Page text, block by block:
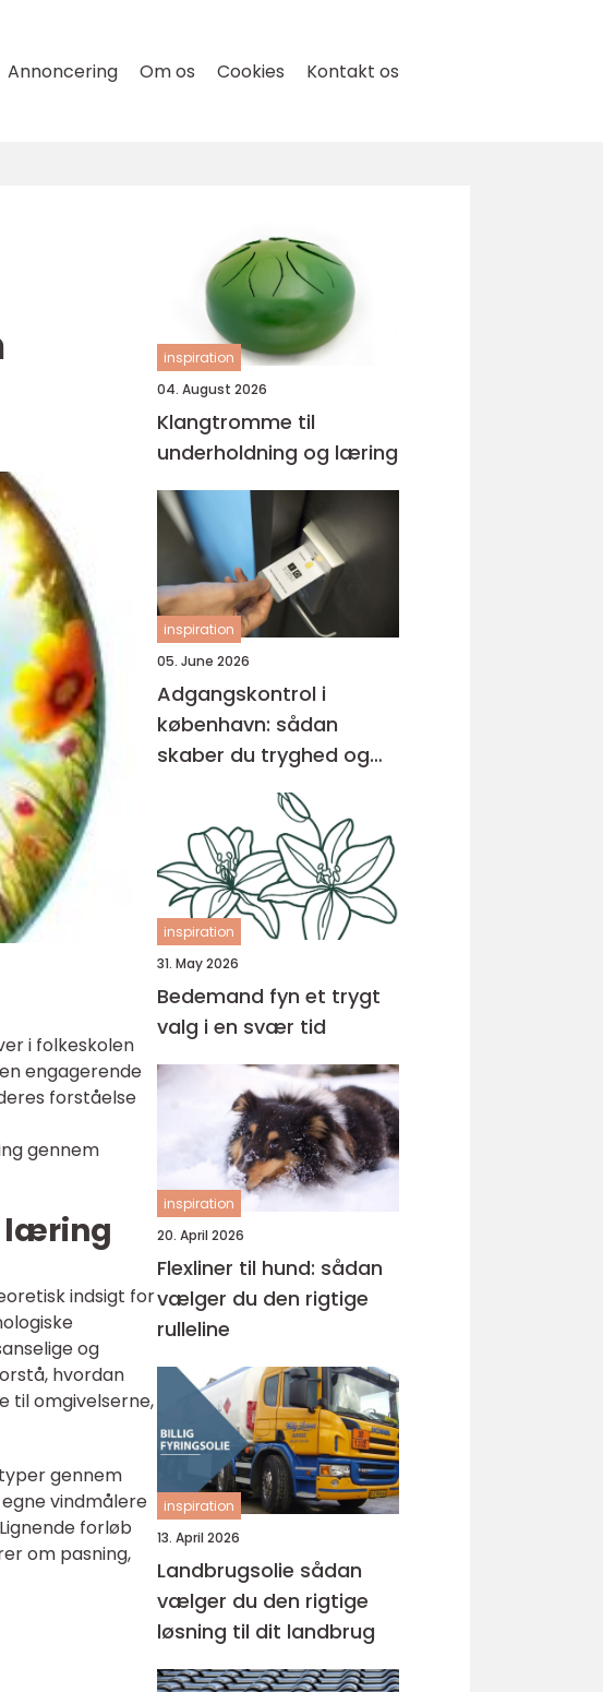
Annoncering Om os Cookies Kontakt os
i folkeskolen
engagerende
forståelse
gennem
læring
indsigt for
og
hvordan
til omgivelserne,
gennem
vindmålere
forløb
om pasning,
inspiration
04. August 2026
Klangtromme til
underholdning og læring
inspiration
05. June 2026
Adgangskontrol i
københavn: sådan
skaber du tryghed og
inspiration
31. May 2026
Bedemand fyn et trygt
valg i en svær tid
inspiration
20. April 2026
Flexliner til hund: sådan
vælger du den rigtige
rulleline
inspiration
13. April 2026
Landbrugsolie sådan
vælger du den rigtige
løsning til dit landbrug